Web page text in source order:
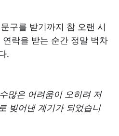
구를 받기까지 참 오랜 시
락을 받는 순간 정말 벅차
.
많은 어려움이 오히려 저
빚어낸 계기가 되었습니